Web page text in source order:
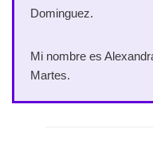
Dominguez.
Mi nombre es
Martes.